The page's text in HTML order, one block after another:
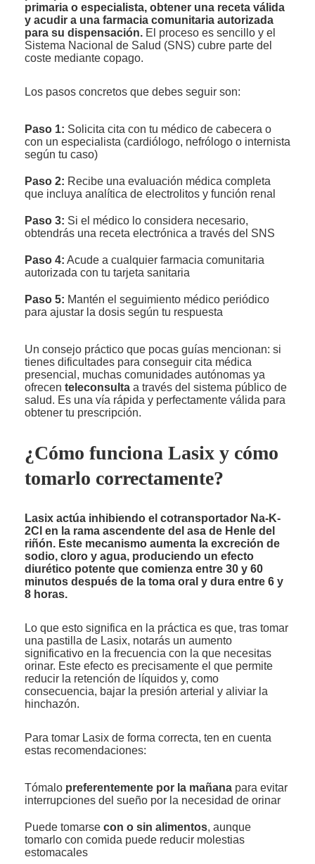
primaria o especialista, obtener una receta válida
y acudir a una farmacia comunitaria autorizada
para su dispensación. El proceso es sencillo y el
Sistema Nacional de Salud (SNS) cubre parte del
coste mediante copago.
Los pasos concretos que debes seguir son:
Paso 1: Solicita cita con tu médico de cabecera o
con un especialista (cardiólogo, nefrólogo o internista
según tu caso)
Paso 2: Recibe una evaluación médica completa
que incluya analítica de electrolitos y función renal
Paso 3: Si el médico lo considera necesario,
obtendrás una receta electrónica a través del SNS
Paso 4: Acude a cualquier farmacia comunitaria
autorizada con tu tarjeta sanitaria
Paso 5: Mantén el seguimiento médico periódico
para ajustar la dosis según tu respuesta
Un consejo práctico que pocas guías mencionan: si
tienes dificultades para conseguir cita médica
presencial, muchas comunidades autónomas ya
ofrecen teleconsulta a través del sistema público de
salud. Es una vía rápida y perfectamente válida para
obtener tu prescripción.
¿Cómo funciona Lasix y cómo
tomarlo correctamente?
Lasix actúa inhibiendo el cotransportador Na-K-
2Cl en la rama ascendente del asa de Henle del
riñón. Este mecanismo aumenta la excreción de
sodio, cloro y agua, produciendo un efecto
diurético potente que comienza entre 30 y 60
minutos después de la toma oral y dura entre 6 y
8 horas.
Lo que esto significa en la práctica es que, tras tomar
una pastilla de Lasix, notarás un aumento
significativo en la frecuencia con la que necesitas
orinar. Este efecto es precisamente el que permite
reducir la retención de líquidos y, como
consecuencia, bajar la presión arterial y aliviar la
hinchazón.
Para tomar Lasix de forma correcta, ten en cuenta
estas recomendaciones:
Tómalo preferentemente por la mañana para evitar
interrupciones del sueño por la necesidad de orinar
Puede tomarse con o sin alimentos, aunque
tomarlo con comida puede reducir molestias
estomacales